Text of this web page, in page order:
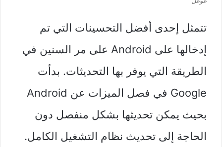
تتمثل إحدى أفضل التحسينات التي تم
إدخالها على Android على مر السنين في
الطريقة التي يوفر بها التحديثات. بدأت
Google في فصل الميزات عن Android
بحيث يمكن تحديثها بشكل منفصل دون
الحاجة إلى تحديث نظام التشغيل الكامل.